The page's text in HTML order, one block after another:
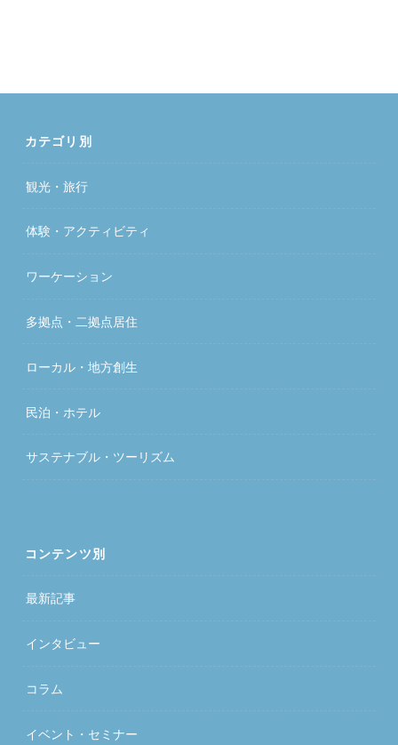
カテゴリ別
観光・旅行
体験・アクティビティ
ワーケーション
多拠点・二拠点居住
ローカル・地方創生
民泊・ホテル
サステナブル・ツーリズム
コンテンツ別
最新記事
インタビュー
コラム
イベント・セミナー